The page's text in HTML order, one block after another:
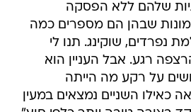
שלהם ללא הפסקה
שבהן הם מספרים כמה
נפרדים, שוקינג. תנו לי
רגע. אבל העניין הוא
על רקע מה הייתה
כאילו השניים נמצאים במעין